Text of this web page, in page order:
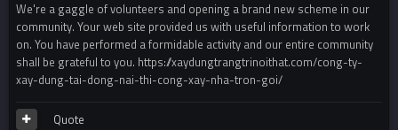
We're a gaggle of volunteers and opening a brand new scheme in our
community. Your web site provided us with useful information to work
on. You have performed a formidable activity and our entire community
shall be grateful to you. https://xaydungtrangtrinoithat.com/cong-ty-
xay-dung-tai-dong-nai-thi-cong-xay-nha-tron-goi/
Quote